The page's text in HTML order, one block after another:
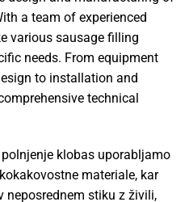
a team of experienced
various sausage filling
needs. From equipment
to installation and
technical
klobas uporabljamo
materiale, kar
neposrednem stiku z živili,